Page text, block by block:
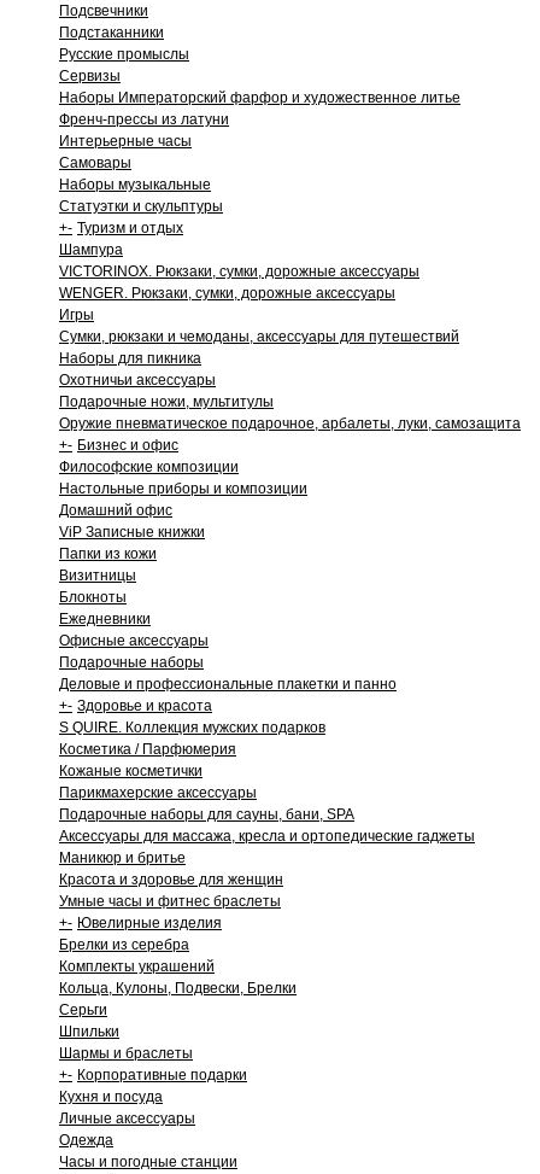
Подсвечники
Подстаканники
Русские промыслы
Сервизы
Наборы Императорский фарфор и художественное литье
Френч-прессы из латуни
Интерьерные часы
Самовары
Наборы музыкальные
Статуэтки и скульптуры
+- Туризм и отдых
Шампура
VICTORINOX. Рюкзаки, сумки, дорожные аксессуары
WENGER. Рюкзаки, сумки, дорожные аксессуары
Игры
Сумки, рюкзаки и чемоданы, аксессуары для путешествий
Наборы для пикника
Охотничьи аксессуары
Подарочные ножи, мультитулы
Оружие пневматическое подарочное, арбалеты, луки, самозащита
+- Бизнес и офис
Философские композиции
Настольные приборы и композиции
Домашний офис
ViP Записные книжки
Папки из кожи
Визитницы
Блокноты
Ежедневники
Офисные аксессуары
Подарочные наборы
Деловые и профессиональные плакетки и панно
+- Здоровье и красота
S QUIRE. Коллекция мужских подарков
Косметика / Парфюмерия
Кожаные косметички
Парикмахерские аксессуары
Подарочные наборы для сауны, бани, SPA
Аксессуары для массажа, кресла и ортопедические гаджеты
Маникюр и бритье
Красота и здоровье для женщин
Умные часы и фитнес браслеты
+- Ювелирные изделия
Брелки из серебра
Комплекты украшений
Кольца, Кулоны, Подвески, Брелки
Серьги
Шпильки
Шармы и браслеты
+- Корпоративные подарки
Кухня и посуда
Личные аксессуары
Одежда
Часы и погодные станции